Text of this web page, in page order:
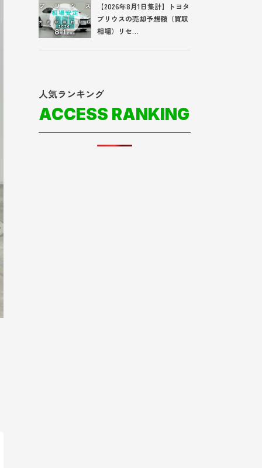
【2026年8月1日集計】トヨタ
プリウスの売却予想額（買取
相場）リセ…
人気ランキング
ACCESS RANKING